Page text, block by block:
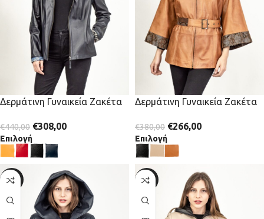
Δερμάτινη Γυναικεία Ζακέτα
€440,00 €308,00
Επιλογή
Δερμάτινη Γυναικεία Ζακέτα
€380,00 €266,00
Επιλογή
-30% -30%